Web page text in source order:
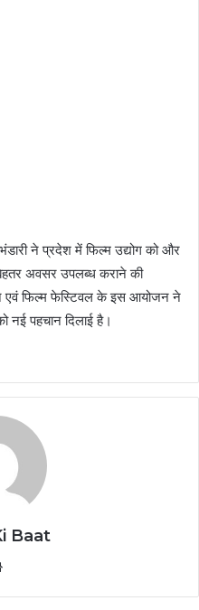
ने प्रदेश में फिल्म उद्योग को और
अवसर उपलब्ध कराने की
एवं फिल्म फेस्टिवल के इस आयोजन ने
नई पहचान दिलाई है।
Baat